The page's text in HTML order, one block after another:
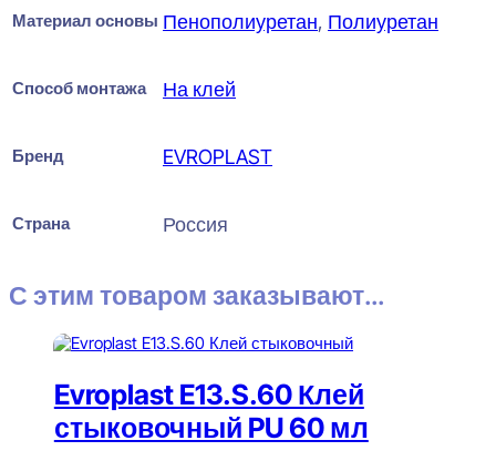
Материал основы Пенополиуретан, Полиуретан
Способ монтажа На клей
Бренд EVROPLAST
Страна Россия
С этим товаром заказывают...
Evroplast E13.S.60 Клей
стыковочный PU 60 мл